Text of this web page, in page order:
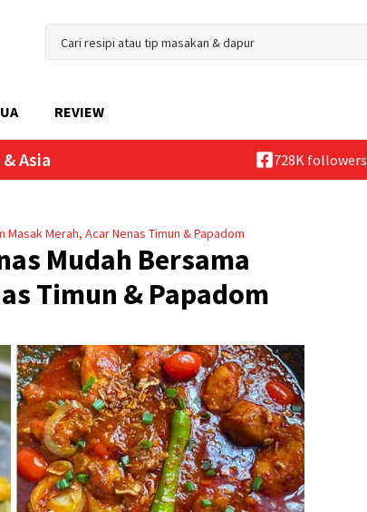
REVIEW
Asia 728K followers
Masak Merah, Acar Nenas Timun & Papadom
Mudah Bersama
Timun & Papadom